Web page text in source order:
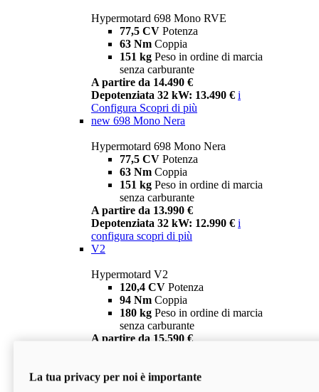
Hypermotard 698 Mono RVE
77,5 CV Potenza
63 Nm Coppia
151 kg Peso in ordine di marcia
senza carburante
A partire da 14.490 €
Depotenziata 32 kW: 13.490 € i
Configura Scopri di più
new 698 Mono Nera
Hypermotard 698 Mono Nera
77,5 CV Potenza
63 Nm Coppia
151 kg Peso in ordine di marcia
senza carburante
A partire da 13.990 €
Depotenziata 32 kW: 12.990 € i
configura scopri di più
V2
Hypermotard V2
120,4 CV Potenza
94 Nm Coppia
180 kg Peso in ordine di marcia
senza carburante
A partire da 15.590 €
V2 SP
La tua privacy per noi è importante